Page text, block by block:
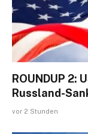
ROUNDUP 2:
Russland-
vor 2 Stunden